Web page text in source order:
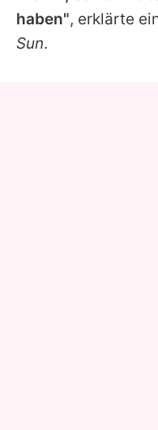
haben", erklärte
Sun.